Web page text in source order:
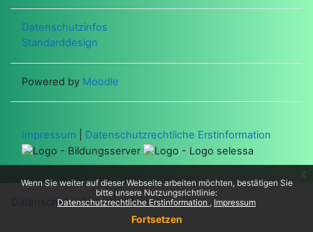
Wenn Sie weiter auf dieser Webseite arbeiten möchten, bestätigen Sie
bitte unsere Nutzungsrichtlinie:
Datenschutzrechtliche Erstinformation
Impressum
Fortsetzen
x
Datenschutzinfos
Standarddesign
Powered by Moodle
Impressum Datenschutzrechtliche Erstinformation
Datenschutzinformation|Impressum